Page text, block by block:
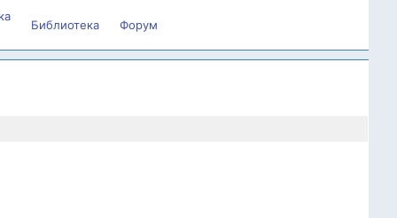
Библиотека Форум